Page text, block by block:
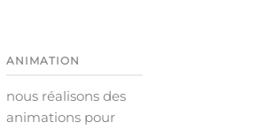
ANIMATION
nous réalisons des
animations pour